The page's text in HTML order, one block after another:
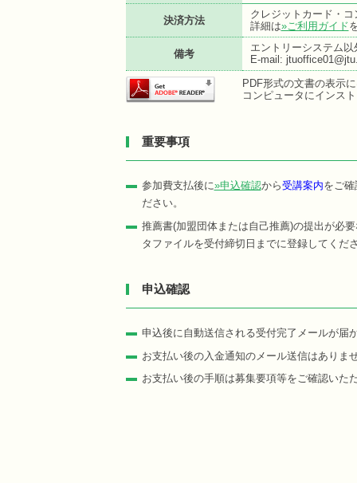
決済方法
クレジットカード・
詳細は»ご利用ガイド
備考
エントリーシステム
E-mail:
PDF形式の文書の表示
コンピュータにインス
重要事項
参加費支払後に»申込確認から受講案内をご
ださい。
推薦書(加盟団体または自己推薦)の提出が必
タファイルを受付締切日までに登録してくだ
申込確認
申込後に自動送信される受付完了メールが届
お支払い後の入金通知のメール送信はありま
お支払い後の手順は募集要項等をご確認いた